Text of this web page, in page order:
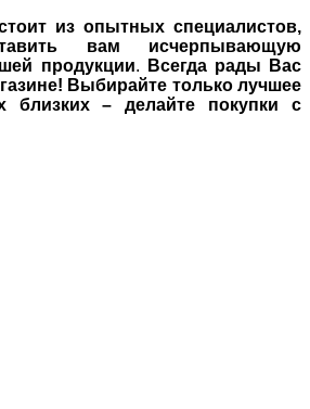
из опытных специалистов,
вам исчерпывающую
продукции.
Всегда рады Вас
Выбирайте только лучшее
близких – делайте покупки с